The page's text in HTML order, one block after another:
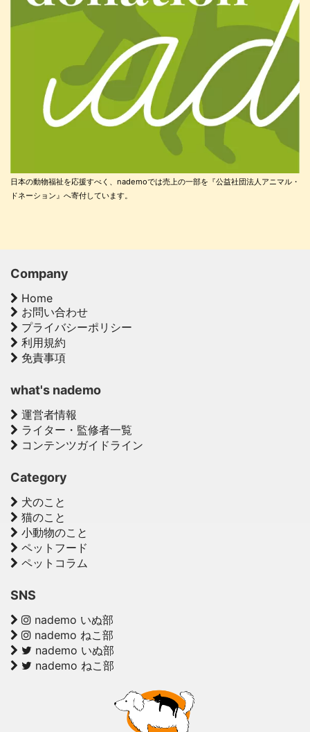
日本の動物福祉を応援すべく、nademoでは売上の一部を『公益社団法人アニマル・
ドネーション』へ寄付しています。
Company
Home
お問い合わせ
プライバシーポリシー
利用規約
免責事項
what's nademo
運営者情報
ライター・監修者一覧
コンテンツガイドライン
Category
犬のこと
猫のこと
小動物のこと
ペットフード
ペットコラム
SNS
nademo いぬ部
nademo ねこ部
nademo いぬ部
nademo ねこ部